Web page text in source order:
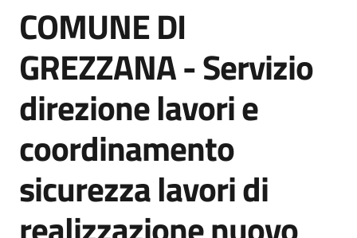
e
strumenti
acquisto
Piattaforme
telematiche
Salta al contenuto
COMUNE DI
GREZZANA - Servizio
direzione lavori e
coordinamento
sicurezza lavori di